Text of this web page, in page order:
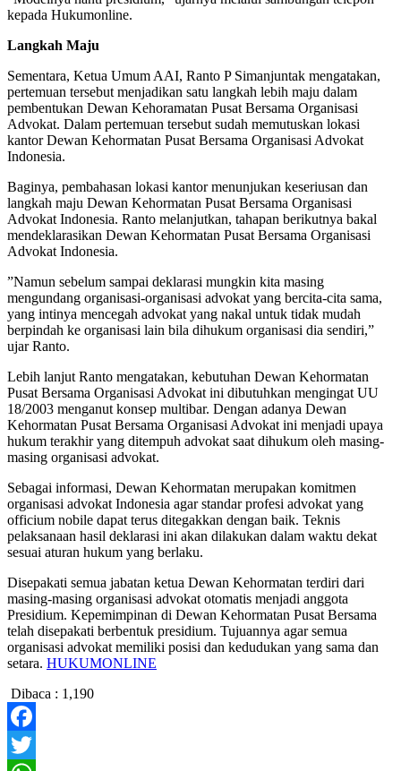
kepada Hukumonline.
Langkah Maju
Sementara, Ketua Umum AAI, Ranto P Simanjuntak mengatakan,
pertemuan tersebut menjadikan satu langkah lebih maju dalam
pembentukan Dewan Kehoramatan Pusat Bersama Organisasi
Advokat. Dalam pertemuan tersebut sudah memutuskan lokasi
kantor Dewan Kehormatan Pusat Bersama Organisasi Advokat
Indonesia.
Baginya, pembahasan lokasi kantor menunjukan keseriusan dan
langkah maju Dewan Kehormatan Pusat Bersama Organisasi
Advokat Indonesia. Ranto melanjutkan, tahapan berikutnya bakal
mendeklarasikan Dewan Kehormatan Pusat Bersama Organisasi
Advokat Indonesia.
”Namun sebelum sampai deklarasi mungkin kita masing
mengundang organisasi-organisasi advokat yang bercita-cita sama,
yang intinya mencegah advokat yang nakal untuk tidak mudah
berpindah ke organisasi lain bila dihukum organisasi dia sendiri,”
ujar Ranto.
Lebih lanjut Ranto mengatakan, kebutuhan Dewan Kehormatan
Pusat Bersama Organisasi Advokat ini dibutuhkan mengingat UU
18/2003 menganut konsep multibar. Dengan adanya Dewan
Kehormatan Pusat Bersama Organisasi Advokat ini menjadi upaya
hukum terakhir yang ditempuh advokat saat dihukum oleh masing-
masing organisasi advokat.
Sebagai informasi, Dewan Kehormatan merupakan komitmen
organisasi advokat Indonesia agar standar profesi advokat yang
officium nobile dapat terus ditegakkan dengan baik. Teknis
pelaksanaan hasil deklarasi ini akan dilakukan dalam waktu dekat
sesuai aturan hukum yang berlaku.
Disepakati semua jabatan ketua Dewan Kehormatan terdiri dari
masing-masing organisasi advokat otomatis menjadi anggota
Presidium. Kepemimpinan di Dewan Kehormatan Pusat Bersama
telah disepakati berbentuk presidium. Tujuannya agar semua
organisasi advokat memiliki posisi dan kedudukan yang sama dan
setara. HUKUMONLINE
Dibaca : 1,190
Facebook